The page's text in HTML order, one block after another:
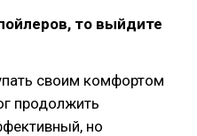
то выйдите
своим комфортом
продолжить
но